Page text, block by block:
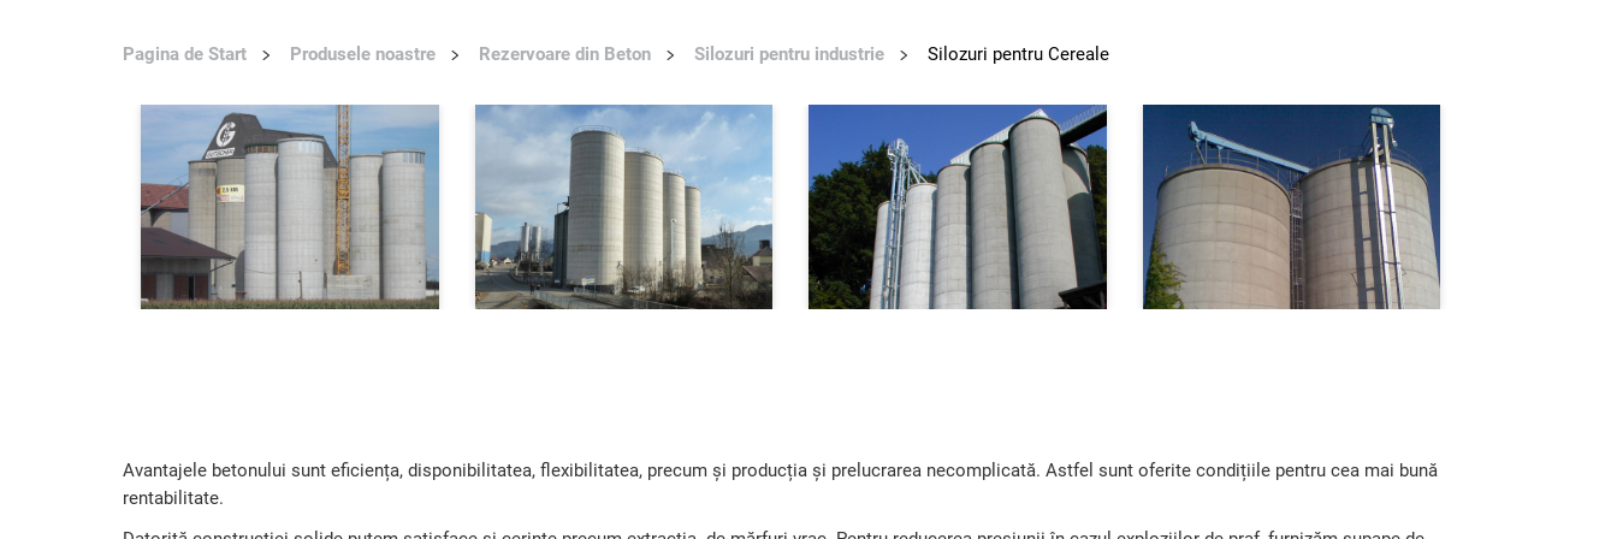
Pagina de Start Produsele noastre Rezervoare din Beton Silozuri pentru industrie Silozuri pentru Cereale
Avantajele betonului sunt eficiența, disponibilitatea, flexibilitatea, precum și producția și prelucrarea necomplicată. Astfel sunt oferite condițiile pentru cea mai bună
rentabilitate.